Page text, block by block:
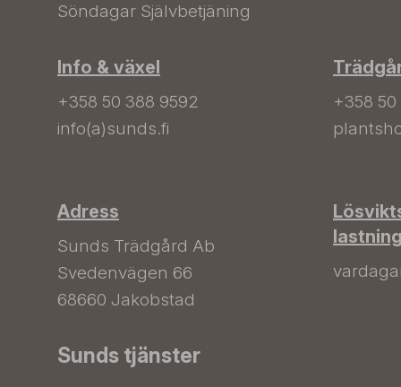
Söndagar Självbetjäning
Info & växel
+358 50 388 9592
info(a)sunds.fi
Adress
Sunds Trädgård Ab
Svedenvägen 66
68660 Jakobstad
+358
Sunds tjänster